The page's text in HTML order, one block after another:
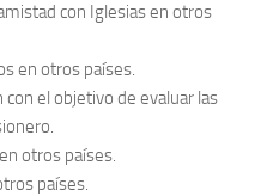
con Iglesias en otros
en otros países.
con el objetivo de evaluar las
otros países.
países.